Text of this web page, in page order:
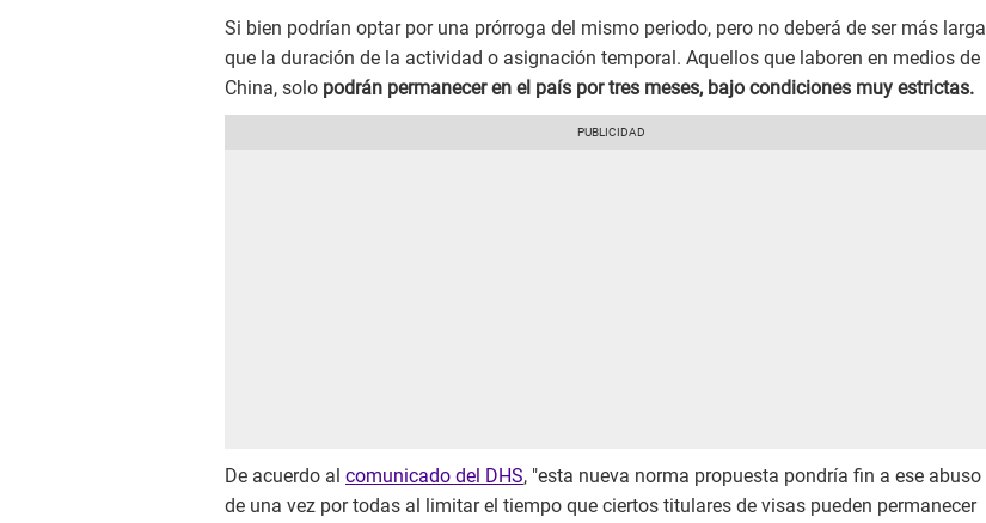
Si bien podrían optar por una prórroga del mismo periodo, pero no deberá de ser más larga
que la duración de la actividad o asignación temporal. Aquellos que laboren en medios de
China, solo podrán permanecer en el país por tres meses, bajo condiciones muy estrictas.
De acuerdo al comunicado del DHS, "esta nueva norma propuesta pondría fin a ese abuso
de una vez por todas al limitar el tiempo que ciertos titulares de visas pueden permanecer